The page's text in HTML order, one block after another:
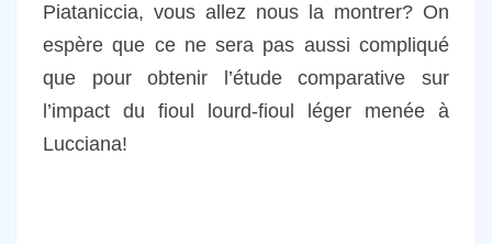
Piataniccia, vous allez nous la montrer? On
espère que ce ne sera pas aussi compliqué
que pour obtenir l’étude comparative sur
l’impact du fioul lourd-fioul léger menée à
Lucciana!